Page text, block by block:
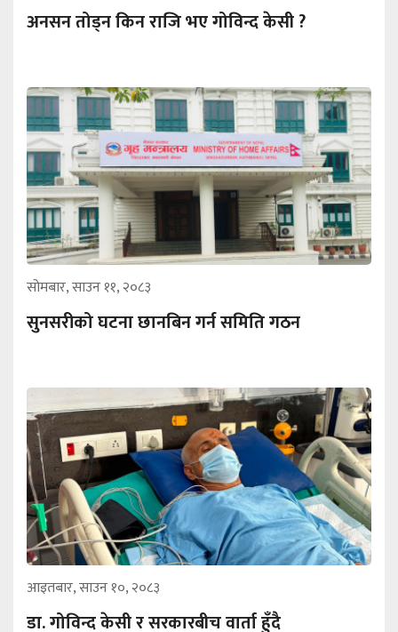
अनसन तोड्न किन राजि भए गोविन्द केसी ?
सोमबार, साउन ११, २०८३
सुनसरीको घटना छानबिन गर्न समिति गठन
आइतबार, साउन १०, २०८३
डा. गोविन्द केसी र सरकारबीच वार्ता हुँदै